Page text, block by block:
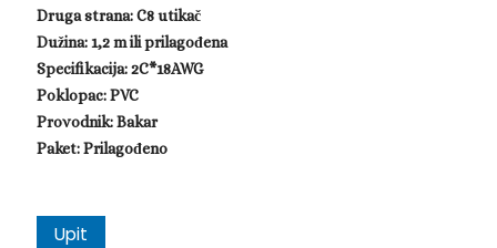
Druga strana: C8 utikač
Dužina: 1,2 m ili prilagođena
Specifikacija: 2C*18AWG
Poklopac: PVC
Provodnik: Bakar
Paket: Prilagođeno
Upit